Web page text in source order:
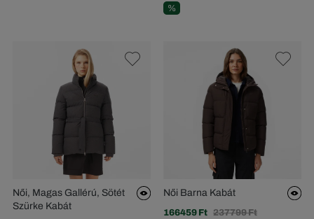
%
Női, Magas Gallérú, Sötét
Szürke Kabát
Női Barna Kabát
166459 Ft 237799 Ft